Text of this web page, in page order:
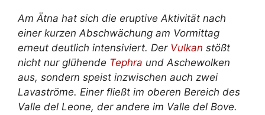
Am Ätna hat sich die eruptive Aktivität nach
einer kurzen Abschwächung am Vormittag
erneut deutlich intensiviert. Der Vulkan stößt
nicht nur glühende Tephra und Aschewolken
aus, sondern speist inzwischen auch zwei
Lavaströme. Einer fließt im oberen Bereich des
Valle del Leone, der andere im Valle del Bove.